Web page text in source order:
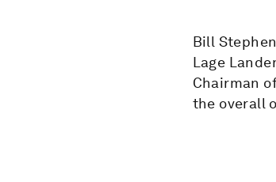
Bill
Lage
Chairman
the overall